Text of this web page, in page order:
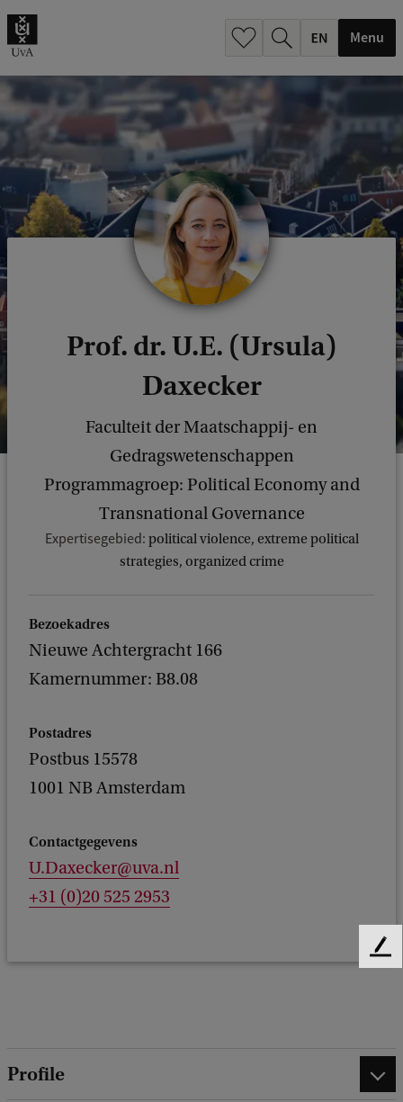
Menu
Prof. dr. U.E. (Ursula)
Daxecker
Faculteit der Maatschappij- en
Gedragswetenschappen
Programmagroep: Political Economy and
Transnational Governance
Expertisegebied: political violence, extreme political
strategies, organized crime
Bezoekadres
Nieuwe Achtergracht 166
Kamernummer: B8.08
Postadres
Postbus 15578
1001 NB Amsterdam
Contactgegevens
U.Daxecker@uva.nl
+31 (0)20 525 2953
Profile
F
a
c
k